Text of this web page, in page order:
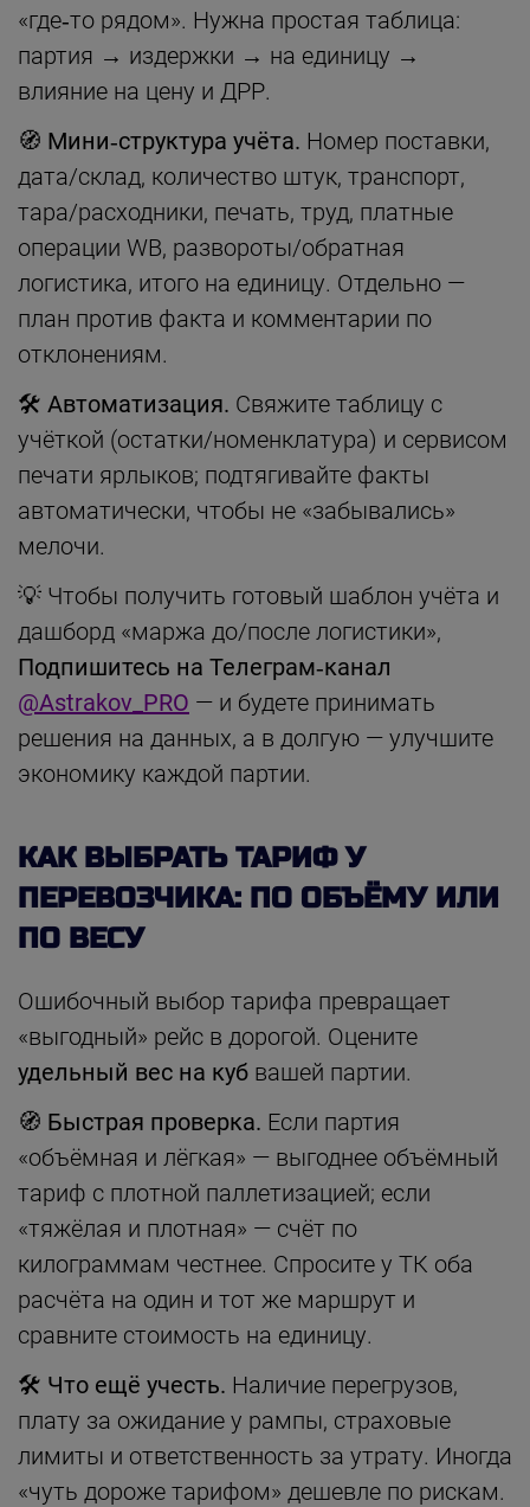
«где‑то рядом». Нужна простая таблица:
партия → издержки → на единицу →
влияние на цену и ДРР.
🧭 Мини‑структура учёта. Номер поставки,
дата/склад, количество штук, транспорт,
тара/расходники, печать, труд, платные
операции WB, развороты/обратная
логистика, итого на единицу. Отдельно —
план против факта и комментарии по
отклонениям.
🛠 Автоматизация. Свяжите таблицу с
учёткой (остатки/номенклатура) и сервисом
печати ярлыков; подтягивайте факты
автоматически, чтобы не «забывались»
мелочи.
💡 Чтобы получить готовый шаблон учёта и
дашборд «маржа до/после логистики»,
Подпишитесь на Телеграм‑канал
@Astrakov_PRO — и будете принимать
решения на данных, а в долгую — улучшите
экономику каждой партии.
КАК ВЫБРАТЬ ТАРИФ У
ПЕРЕВОЗЧИКА: ПО ОБЪЁМУ ИЛИ
ПО ВЕСУ
Ошибочный выбор тарифа превращает
«выгодный» рейс в дорогой. Оцените
удельный вес на куб вашей партии.
🧭 Быстрая проверка. Если партия
«объёмная и лёгкая» — выгоднее объёмный
тариф с плотной паллетизацией; если
«тяжёлая и плотная» — счёт по
килограммам честнее. Спросите у ТК оба
расчёта на один и тот же маршрут и
сравните стоимость на единицу.
🛠 Что ещё учесть. Наличие перегрузов,
плату за ожидание у рампы, страховые
лимиты и ответственность за утрату. Иногда
«чуть дороже тарифом» дешевле по рискам.